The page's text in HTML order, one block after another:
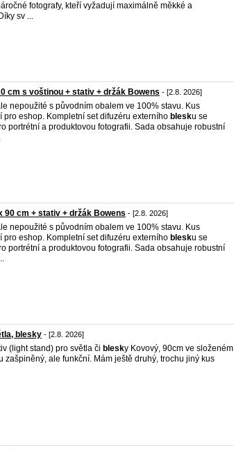
fotografy, kteří vyžadují maximálně měkké a
sv ...
cm s voštinou + stativ + držák Bowens - [2.8. 2026]
nepoužité s původním obalem ve 100% stavu. Kus
pro eshop. Kompletní set difuzéru externího blesku se
portrétní a produktovou fotografii. Sada obsahuje robustní
90 cm + stativ + držák Bowens - [2.8. 2026]
nepoužité s původním obalem ve 100% stavu. Kus
pro eshop. Kompletní set difuzéru externího blesku se
portrétní a produktovou fotografii. Sada obsahuje robustní
blesky - [2.8. 2026]
(light stand) pro světla či blesky Kovový, 90cm ve složeném
zašpiněný, ale funkční. Mám ještě druhý, trochu jiný kus